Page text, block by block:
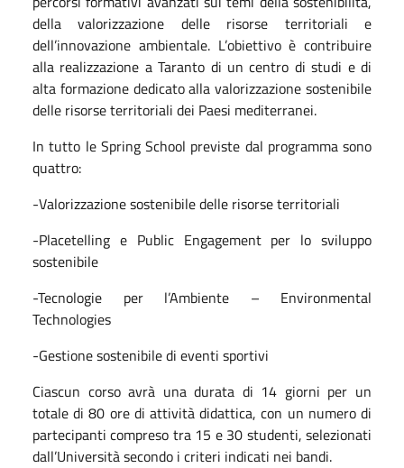
della valorizzazione delle risorse territoriali e
dell’innovazione ambientale. L’obiettivo è contribuire
alla realizzazione a Taranto di un centro di studi e di
alta formazione dedicato alla valorizzazione sostenibile
delle risorse territoriali dei Paesi mediterranei.
In tutto le Spring School previste dal programma sono
quattro:
-Valorizzazione sostenibile delle risorse territoriali
-Placetelling e Public Engagement per lo sviluppo
sostenibile
-Tecnologie per l’Ambiente – Environmental
Technologies
-Gestione sostenibile di eventi sportivi
Ciascun corso avrà una durata di 14 giorni per un
totale di 80 ore di attività didattica, con un numero di
partecipanti compreso tra 15 e 30 studenti, selezionati
dall’Università secondo i criteri indicati nei bandi.